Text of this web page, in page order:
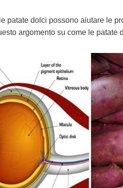
patate dolci possono aiutare le
argomento su come le